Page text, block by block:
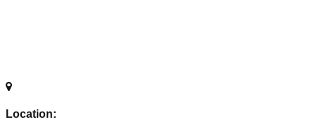
Location: